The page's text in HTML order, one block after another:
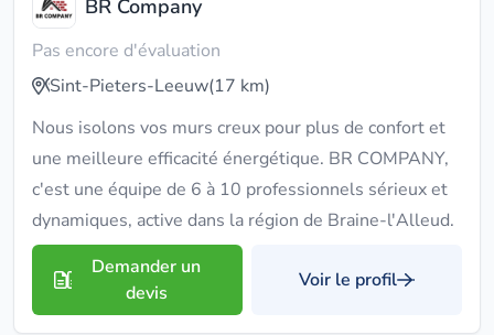
BR Company
Pas encore d'évaluation
Sint-Pieters-Leeuw(17 km)
Nous isolons vos murs creux pour plus de confort et
une meilleure efficacité énergétique. BR COMPANY,
c'est une équipe de 6 à 10 professionnels sérieux et
dynamiques, active dans la région de Braine-l'Alleud.
Demander un
devis
Voir le profil